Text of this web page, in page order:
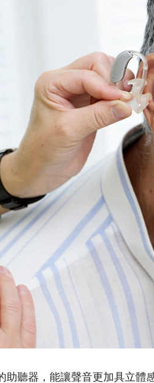
助聽器，能讓聲音更加具立體